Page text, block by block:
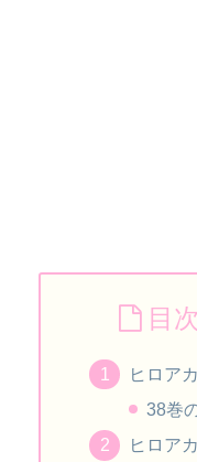
目
ヒロア
38巻
ヒロア